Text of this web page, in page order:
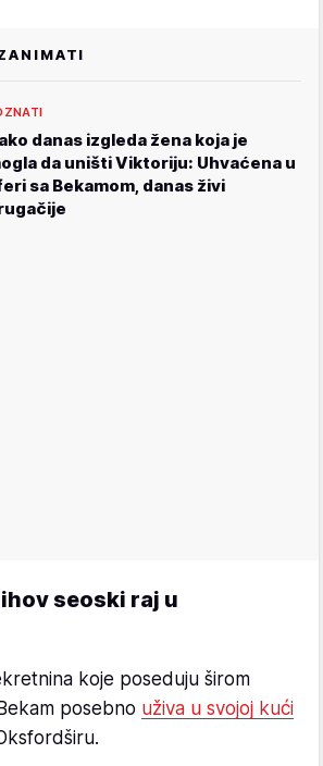
danas izgleda žena koja je
da uništi Viktoriju: Uhvaćena u
sa Bekamom, danas živi
seoski raj u
koje poseduju širom
posebno uživa u svojoj kući